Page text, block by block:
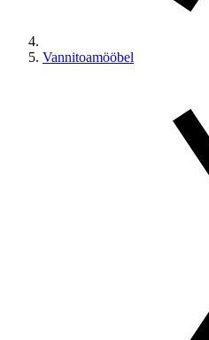
Vannitoamööbel